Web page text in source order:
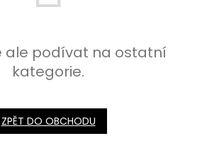
ale podívat na ostatní
kategorie.
ZPĚT DO OBCHODU